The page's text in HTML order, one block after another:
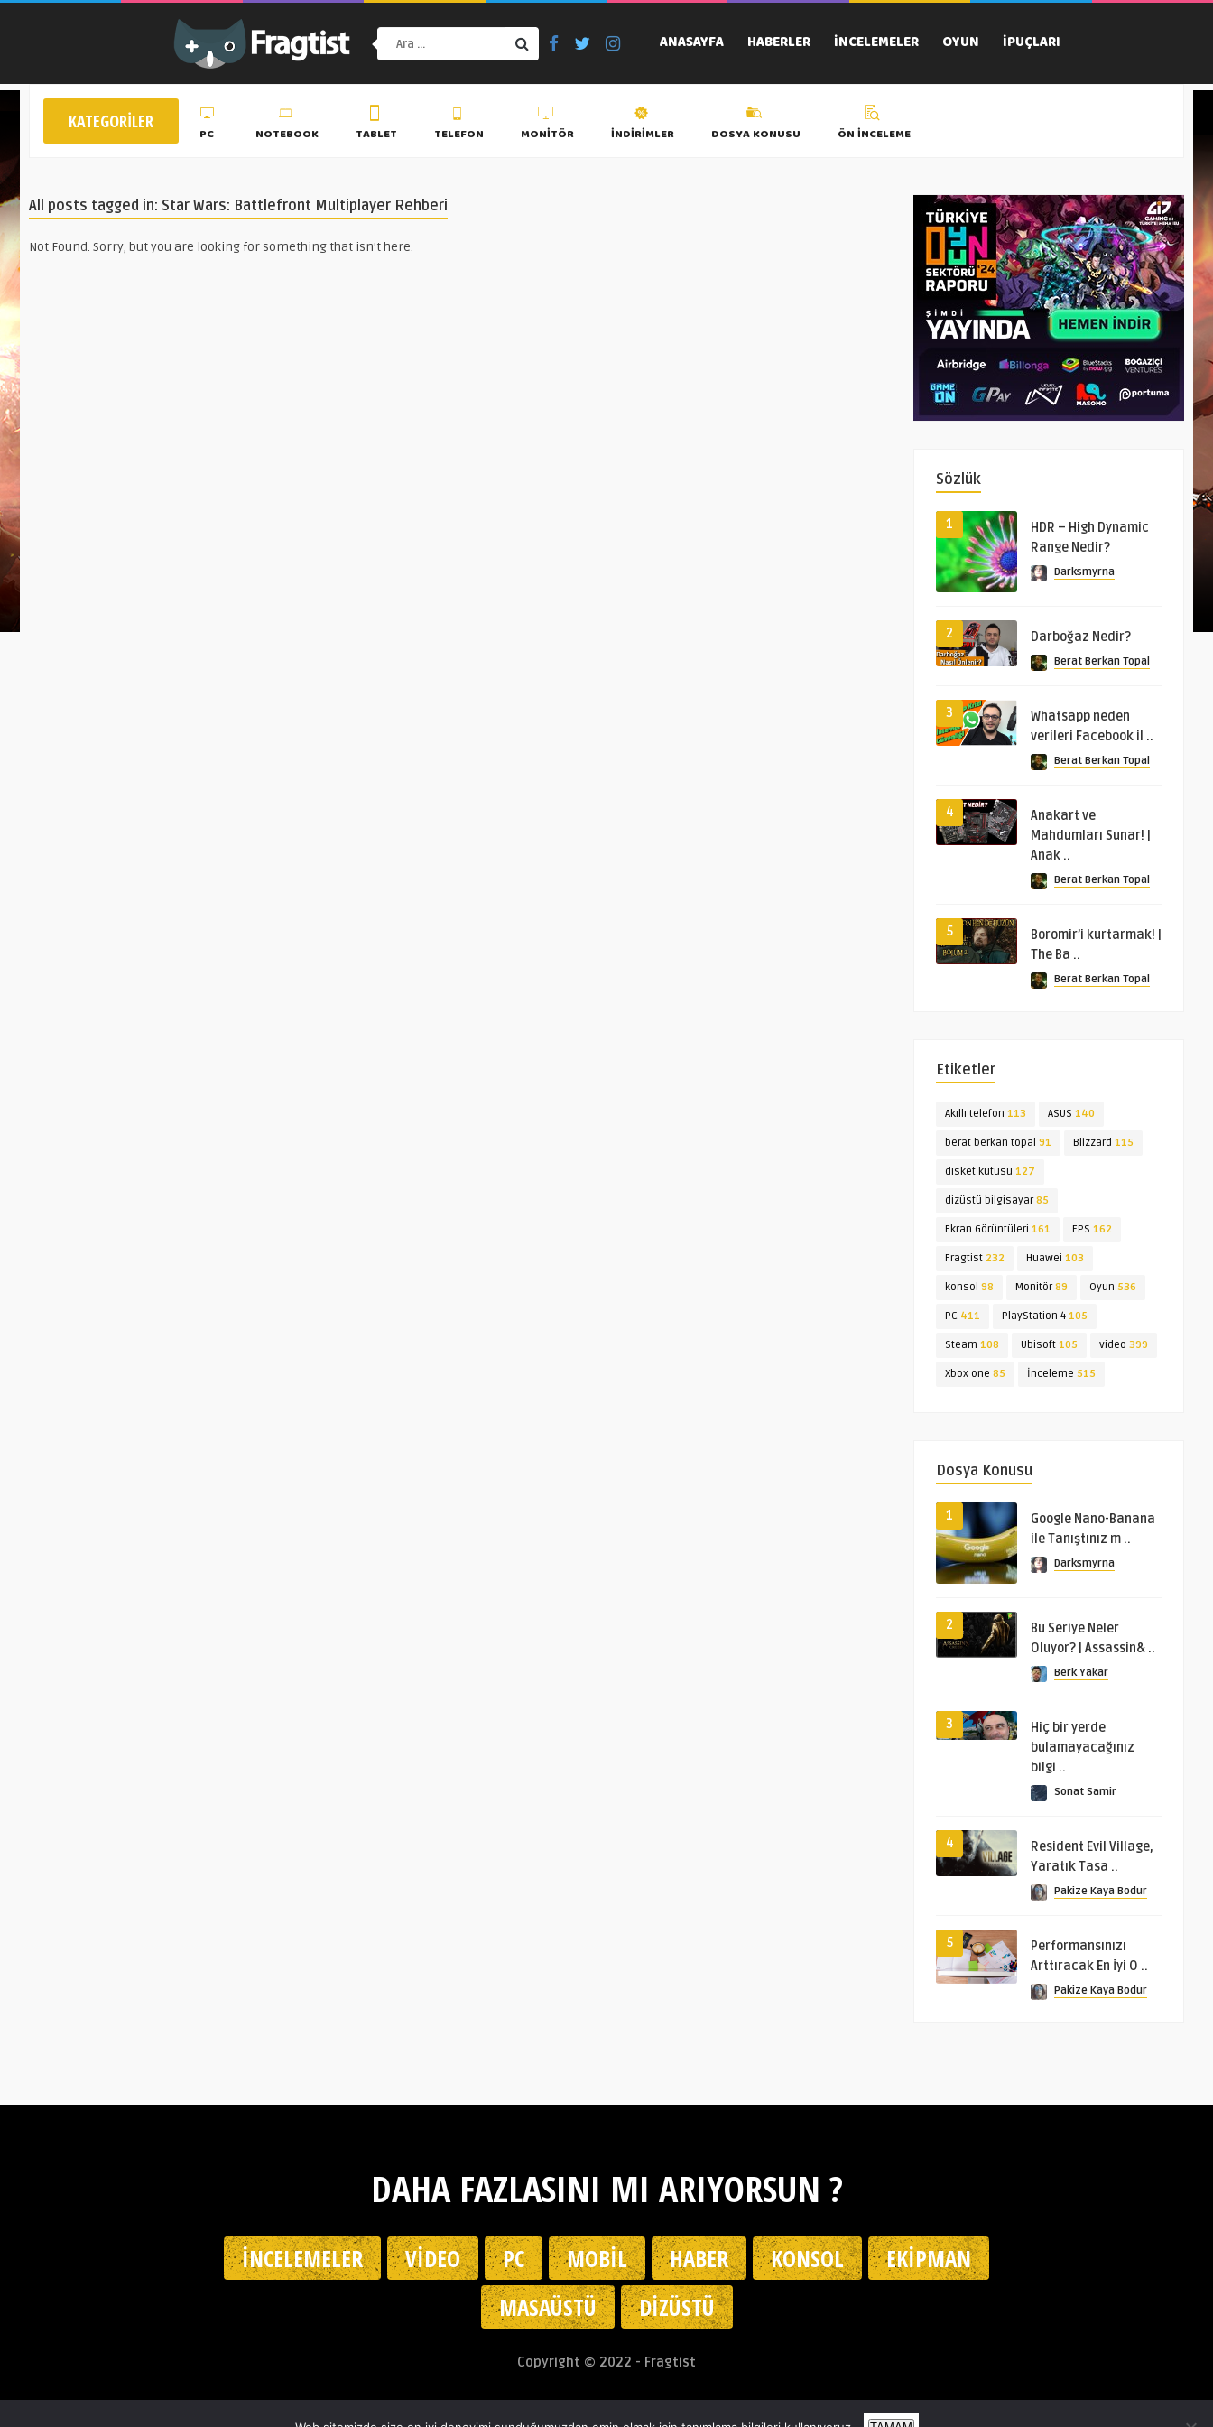
ANASAYFA HABERLER İNCELEMELER OYUN İPUÇLARI
KATEGORILER
PC NOTEBOOK TABLET TELEFON MONITÖR İNDIRIMLER DOSYA KONUSU ÖN İNCELEME
All posts tagged in: Star Wars: Battlefront Multiplayer Rehberi
Not Found. Sorry, but you are looking for something that isn't here.
Sözlük
1
HDR – High Dynamic
Range Nedir?
Darksmyrna
2 Darboğaz Nedir?
Berat Berkan Topal
3
Whatsapp neden
verileri Facebook il ..
Berat Berkan Topal
4
Anakart ve
Mahdumları Sunar! |
Anak ..
Berat Berkan Topal
5
Boromir’i kurtarmak! |
The Ba ..
Berat Berkan Topal
Etiketler
Akıllı telefon 113 ASUS 140
berat berkan topal 91 Blizzard 115
disket kutusu 127
dizüstü bilgisayar85
Ekran Görüntüleri 161 FPS 162
Fragtist 232 Huawei 103
konsol 98 Monitör89 Oyun 536
PC 411 PlayStation 4 105
Steam 108 Ubisoft 105 video 399
Xbox one 85 İnceleme 515
Dosya Konusu
1
Google Nano-Banana
ile Tanıştınız m ..
Darksmyrna
2
Bu Seriye Neler
Oluyor? | Assassin& ..
Berk Yakar
3
Hiç bir yerde
bulamayacağınız
bilgi ..
Sonat Samir
4
Resident Evil Village,
Yaratık Tasa ..
Pakize Kaya Bodur
5
Performansınızı
Arttıracak En İyi O ..
Pakize Kaya Bodur
DAHA FAZLASINI MI ARIYORSUN ?
İNCELEMELER VIDEO PC MOBIL HABER KONSOL
EKIPMAN
MASAÜSTÜ
DIZÜSTÜ
Copyright © 2022 - Fragtist